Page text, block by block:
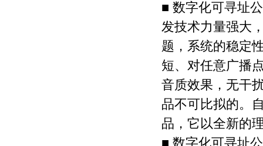
■ 数字化可寻址
发技术力量强大
题，系统的稳定
短、对任意广播
音质效果，无干
品不可比拟的。
品，它以全新的
■ 数字化可寻址